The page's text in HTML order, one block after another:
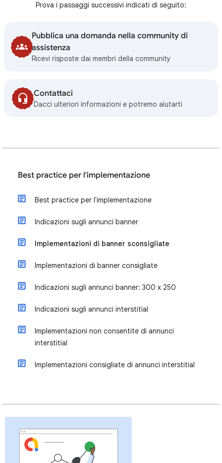
Prova i passaggi successivi indicati di seguito:
Pubblica una domanda nella community di
assistenza
Ricevi risposte dai membri della community
Contattaci
Dacci ulteriori informazioni e potremo aiutarti
Best practice per l'implementazione
Best practice per l'implementazione
Indicazioni sugli annunci banner
Implementazioni di banner sconsigliate
Implementazioni di banner consigliate
Indicazioni sugli annunci banner: 300 x 250
Indicazioni sugli annunci interstitial
Implementazioni non consentite di annunci
interstitial
Implementazioni consigliate di annunci interstitial